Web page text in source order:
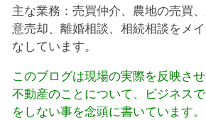
主な業務：売買仲介、農地の売買
意売却、離婚相談、相続相談をメ
なしています。
このブログは現場の実際を反映さ
不動産のことについて、ビジネス
をしない事を念頭に書いています